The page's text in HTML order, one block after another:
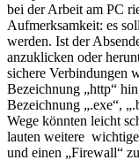
bei der Arbeit am PC
Aufmerksamkeit: es
werden. Ist der
anzuklicken oder
sichere Verbindungen
Bezeichnung „http“
Bezeichnung „.exe“,
Wege könnten leicht
lauten weitere
und einen „Firewall“